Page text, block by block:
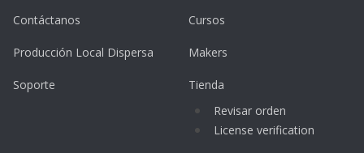
Contáctanos
Producción Local Dispersa
Soporte
Cursos
Makers
Tienda
Revisar orden
License verification